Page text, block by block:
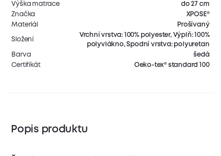
Výška matrace
do 27 cm
Značka
XPOSE®
Materiál
Prošívaný
Složení
Vrchní vrstva: 100% polyester, Výplň: 100%
polyvlákno, Spodní vrstva: polyuretan
Barva
šedá
Certifikát
Oeko-tex® standard 100
Popis produktu